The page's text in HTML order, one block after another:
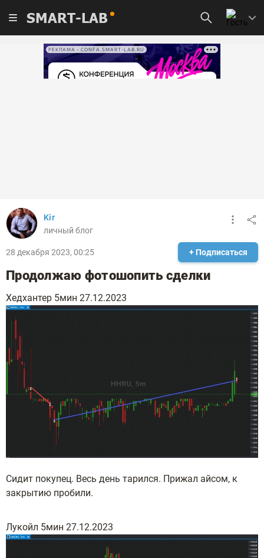
SMART-LAB
РЕКЛАМА • CONFA.SMART-LAB.RU
Kir
личный блог
28 декабря 2023, 00:25 + Подписаться
Продолжаю фотошопить сделки
Хедхантер 5мин 27.12.2023
Сидит покупец. Весь день тарился. Прижал айсом, к
закрытию пробили.
Лукойл 5мин 27.12.2023